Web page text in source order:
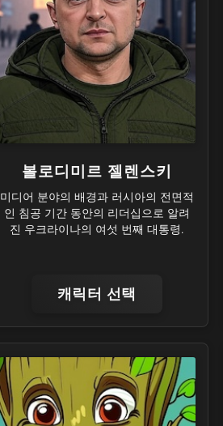
볼로디미르 젤렌스키
미디어 분야의 배경과 러시아의 전면적
인 침공 기간 동안의 리더십으로 알려
진 우크라이나의 여섯 번째 대통령.
캐릭터 선택